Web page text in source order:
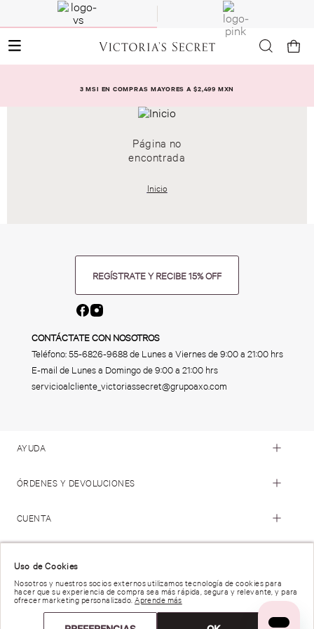
3 MSI EN COMPRAS MAYORES A $2,499 MXN
Uso de Cookies
Nosotros y nuestros socios externos utilizamos tecnología de cookies para
hacer que su experiencia de compra sea más rápida, segura y relevante, y para
ofrecer marketing personalizado. Aprende más
Página no
encontrada
Inicio
REGÍSTRATE Y RECIBE 15% OFF
CONTÁCTATE CON NOSOTROS
Teléfono:55-6826-9688de Lunes a Viernes de 9:00 a 21:00 hrs
E-mail de Lunes a Domingo de 9:00 a 21:00 hrs
servicioalcliente_victoriassecret@grupoaxo.com
AYUDA
ÓRDENES Y DEVOLUCIONES
CUENTA
Términos de Uso |Privacidad y Seguridad |
Derechos de Privacidad |Preferencias de anuncios |